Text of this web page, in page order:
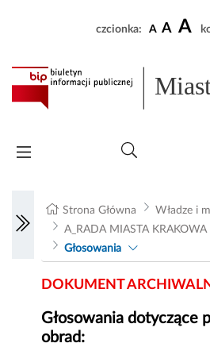
czcionka: A A A
Strona Główna
Władze i
A_RADA MIASTA
Głosowania
DOKUMENT
Głosowania dotyczące
obrad: